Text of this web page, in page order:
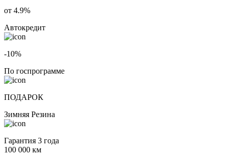
от 4.9%
Автокредит
-10%
По госпрограмме
ПОДАРОК
Зимняя Резина
Гарантия 3 года
100 000 км